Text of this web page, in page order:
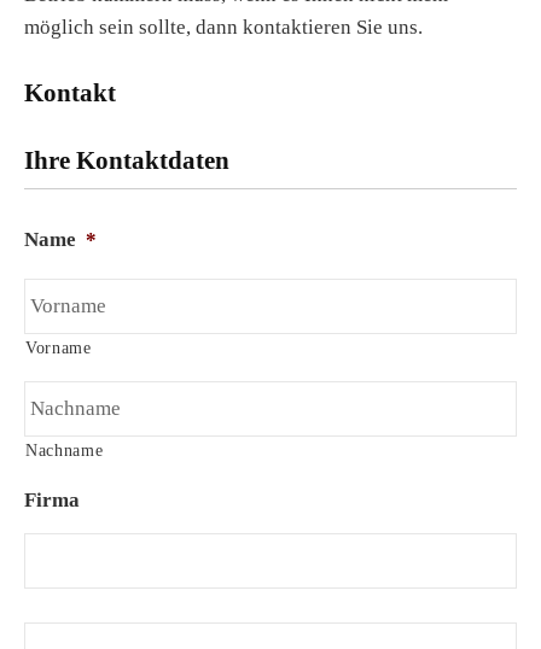
möglich sein sollte, dann kontaktieren Sie uns.
Kontakt
Ihre Kontaktdaten
Name *
Vorname
Nachname
Firma
A